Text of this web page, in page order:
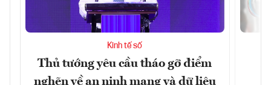
Kinh tế số
Thủ tướng yêu cầu tháo gỡ điểm
nghẽn về an ninh mạng và dữ liệu